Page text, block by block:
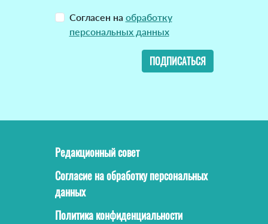
Согласен на обработку
персональных данных
ПОДПИСАТЬСЯ
Редакционный совет
Согласие на обработку персональных
данных
Политика конфиденциальности